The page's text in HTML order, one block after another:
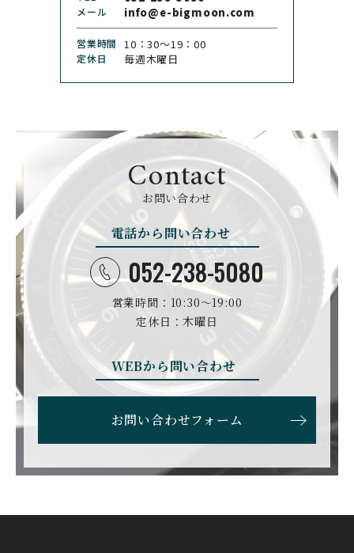
CHRONOSWISS
クロノスイス
CUERVOY SOBRINOS CVSTOS
CYRUS CZAPEK
チャペック
D. DORNBLÜTH&SOH
N
D.ドルンブルート＆ゾー
DAMASKO
DANIEL ROTH
ダニエル・ロート
DAVOSA
ダボサ
DUBEY&SCHALDENBR
ダービー&シャルデンブラ
E.C.W
ヨーロピアン・カンパニ
ー・ウォッチ
EBERHARD
エベラール
EDOX
エドックス
F.P.ジュルヌ
ファーブル・ルーバ フォルティス
FRANCK MULLER NT
メール info@e-bigmoon.com
営業時間 10：30〜19：00
定休日 毎週木曜日
Contact
お問い合わせ
電話から問い合わせ
052-238-5080
営業時間：10:30〜19:00
定休日：木曜日
WEBから問い合わせ
お問い合わせフォーム